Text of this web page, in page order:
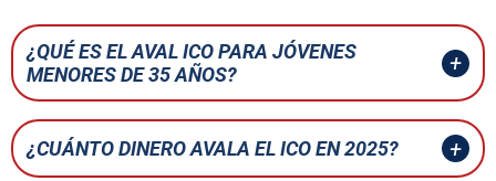
¿QUÉ ES EL AVAL ICO PARA JÓVENES
MENORES DE 35 AÑOS?
¿CUÁNTO DINERO AVALA EL ICO EN 2025?